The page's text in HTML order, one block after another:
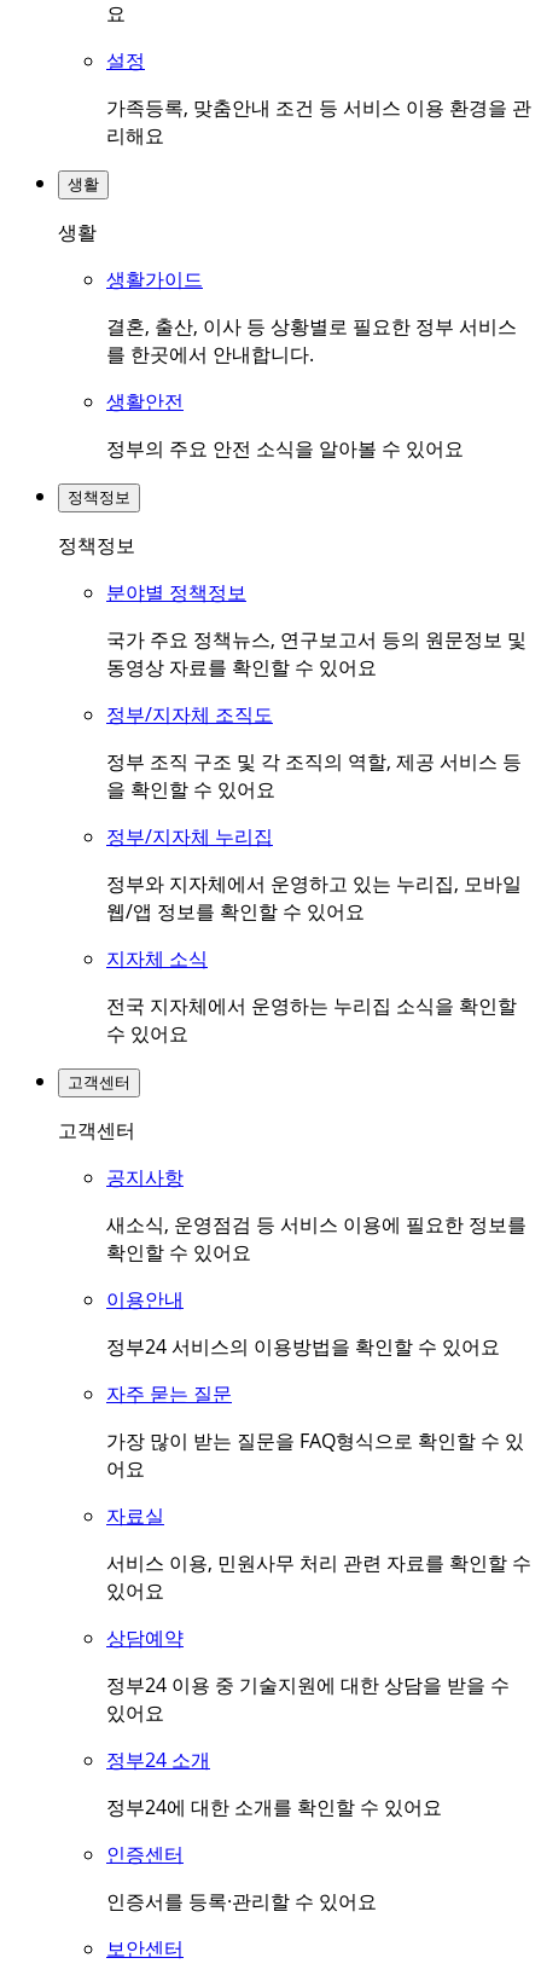
요
설정
가족등록, 맞춤안내 조건 등 서비스 이용 환경을 관
리해요
생활
생활
생활가이드
결혼, 출산, 이사 등 상황별로 필요한 정부 서비스
를 한곳에서 안내합니다.
생활안전
정부의 주요 안전 소식을 알아볼 수 있어요
정책정보
정책정보
분야별 정책정보
국가 주요 정책뉴스, 연구보고서 등의 원문정보 및
동영상 자료를 확인할 수 있어요
정부/지자체 조직도
정부 조직 구조 및 각 조직의 역할, 제공 서비스 등
을 확인할 수 있어요
정부/지자체 누리집
정부와 지자체에서 운영하고 있는 누리집, 모바일
웹/앱 정보를 확인할 수 있어요
지자체 소식
전국 지자체에서 운영하는 누리집 소식을 확인할
수 있어요
고객센터
고객센터
공지사항
새소식, 운영점검 등 서비스 이용에 필요한 정보를
확인할 수 있어요
이용안내
정부24 서비스의 이용방법을 확인할 수 있어요
자주 묻는 질문
가장 많이 받는 질문을 FAQ형식으로 확인할 수 있
어요
자료실
서비스 이용, 민원사무 처리 관련 자료를 확인할 수
있어요
상담예약
정부24 이용 중 기술지원에 대한 상담을 받을 수
있어요
정부24 소개
정부24에 대한 소개를 확인할 수 있어요
인증센터
인증서를 등록·관리할 수 있어요
보안센터